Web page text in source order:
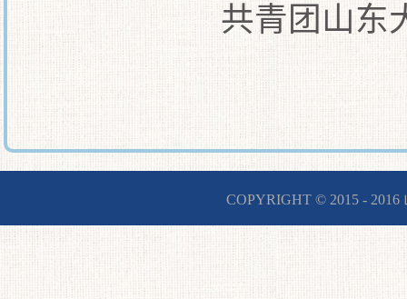
共青团山东
COPYRIGHT © 2015 -